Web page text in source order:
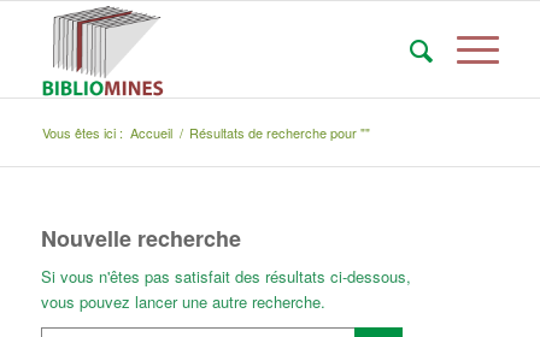
Vous êtes ici : Accueil / Résultats de recherche pour ""
Nouvelle recherche
Si vous n'êtes pas satisfait des résultats ci-dessous,
vous pouvez lancer une autre recherche.